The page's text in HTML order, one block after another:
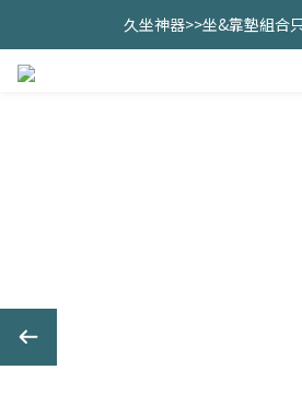
久坐神器>>坐&靠墊組合
久坐神器>>坐&靠墊組合